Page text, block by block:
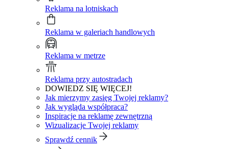
Reklama na lotniskach
Reklama w galeriach handlowych
Reklama w metrze
Reklama przy autostradach
DOWIEDZ SIĘ WIĘCEJ!
Jak mierzymy zasięg Twojej reklamy?
Jak wygląda współpraca?
Inspiracje na reklamę zewnętrzną
Wizualizacje Twojej reklamy
Sprawdź cennik